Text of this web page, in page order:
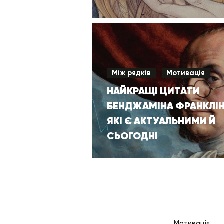
Між рядків Мотивація
НАЙКРАЩІ ЦИТАТИ
БЕНДЖАМІНА
ЯКІ Є АКТУАЛЬНИМИ Й
СЬОГОДНІ